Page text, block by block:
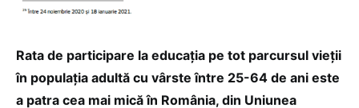
Rata de participare la educația pe tot parcursul vieții
în populația adultă cu vârste între 25-64 de ani este
a patra cea mai mică în România, din Uniunea